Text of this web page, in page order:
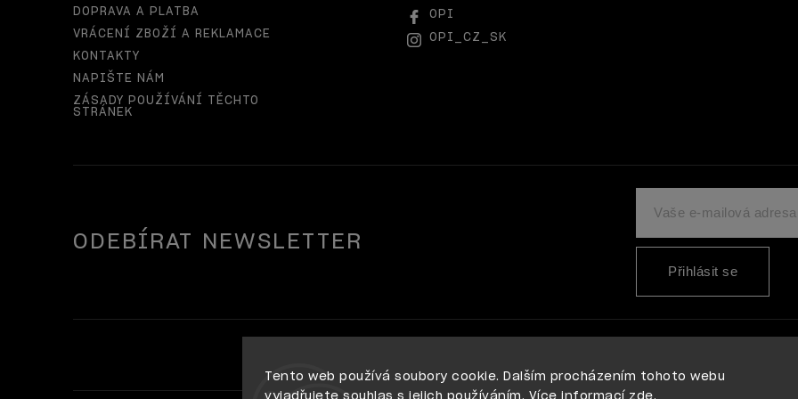
Tento web používá soubory cookie. Dalším procházením tohoto webu
DOPRAVA A PLATBA
VRÁCENÍ ZBOŽÍ A REKLAMACE
KONTAKTY
NAPIŠTE NÁM
ZÁSADY POUŽÍVÁNÍ TĚCHTO
STRÁNEK
OPI
OPI_CZ_SK
ODEBÍRAT NEWSLETTER
Přihlásit se